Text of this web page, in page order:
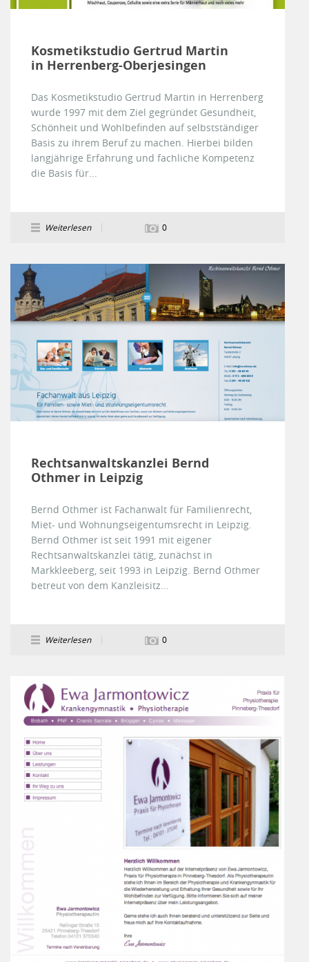
Kosmetikstudio Gertrud Martin
in Herrenberg-Oberjesingen
Das Kosmetikstudio Gertrud Martin in Herrenberg
wurde 1997 mit dem Ziel gegründet Gesundheit,
Schönheit und Wohlbefinden auf selbstständiger
Basis zu ihrem Beruf zu machen. Hierbei bilden
langjährige Erfahrung und fachliche Kompetenz
die Basis für...
Weiterlesen 0
Rechtsanwaltskanzlei Bernd
Othmer in Leipzig
Bernd Othmer ist Fachanwalt für Familienrecht,
Miet- und Wohnungseigentumsrecht in Leipzig.
Bernd Othmer ist seit 1991 mit eigener
Rechtsanwaltskanzlei tätig, zunächst in
Markkleeberg, seit 1993 in Leipzig. Bernd Othmer
betreut von dem Kanzleisitz...
Weiterlesen 0